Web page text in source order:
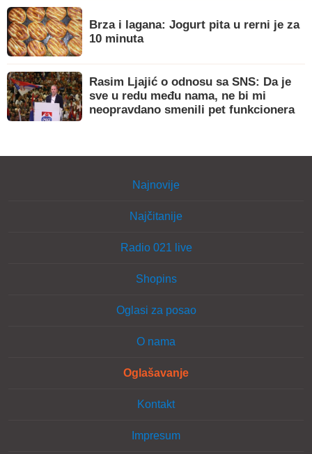
Brza i lagana: Jogurt pita u rerni je za
10 minuta
Rasim Ljajić o odnosu sa SNS: Da je
sve u redu među nama, ne bi mi
neopravdano smenili pet funkcionera
Najnovije
Najčitanije
Radio 021 live
Shopins
Oglasi za posao
O nama
Oglašavanje
Kontakt
Impresum